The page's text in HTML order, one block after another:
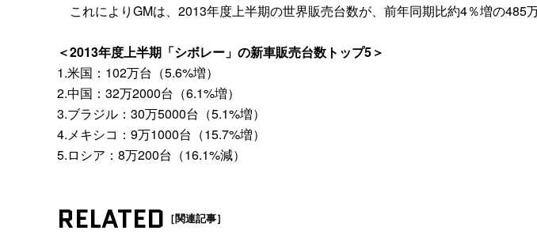
これによりGMは、2013年度上半期の世界販売台数が、前年同期比約4％増の485
＜2013年度上半期「シボレー」の新車販売台数トップ5＞
1.米国：102万台（5.6%増）
2.中国：32万2000台（6.1%増）
3.ブラジル：30万5000台（5.1%増）
4.メキシコ：9万1000台（15.7%増）
5.ロシア：8万200台（16.1%減）
RELATED ［関連記事］